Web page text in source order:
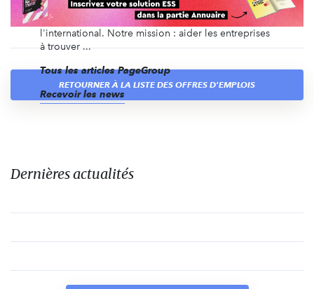
transition, ainsi que du recrutement de dirigeants et
des recrutements volumiques, en France et à
l'international. Notre mission : aider les entreprises
à trouver ...
Tous les articles PageGroup
Recevoir les news
RETOURNER À LA LISTE DES OFFRES D'EMPLOIS
Dernières actualités